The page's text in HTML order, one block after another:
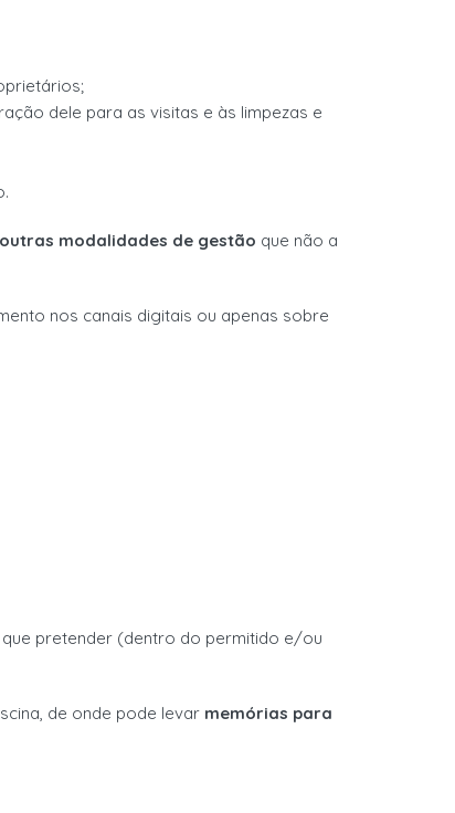
;
dele para as visitas e às limpezas e
.
modalidades de gestão que não a
nos canais digitais ou apenas sobre
pretender (dentro do permitido e/ou
de onde pode levar memórias para